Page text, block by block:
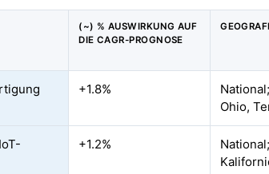
(~) % AUSWIRKUNG AUF
DIE CAGR-PROGNOSE
+1.8%
Ohio,
+1.2%